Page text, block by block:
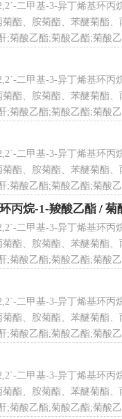
二甲基-3-异丁烯基环丙
酯、胺菊酯、苯醚菊酯
;菊酸乙酯;菊酸乙酯;菊酸
酸乙酯;菊酸乙酯;菊酸乙
二甲基-3-异丁烯基环丙
酯、胺菊酯、苯醚菊酯
;菊酸乙酯;菊酸乙酯;菊酸
酸乙酯;菊酸乙酯;菊酸乙
二甲基-3-异丁烯基环丙
酯、胺菊酯、苯醚菊酯
;菊酸乙酯;菊酸乙酯;菊酸
酸乙酯;菊酸乙酯;菊酸乙
丙烷-1-羧酸乙酯 / 菊
二甲基-3-异丁烯基环丙
酯、胺菊酯、苯醚菊酯
;菊酸乙酯;菊酸乙酯;菊酸
酸乙酯;菊酸乙酯;菊酸乙
二甲基-3-异丁烯基环丙
酯、胺菊酯、苯醚菊酯
;菊酸乙酯;菊酸乙酯;菊酸
酸乙酯;菊酸乙酯;菊酸乙
二甲基-3-异丁烯基环丙
酯、胺菊酯、苯醚菊酯
;菊酸乙酯;菊酸乙酯;菊酸